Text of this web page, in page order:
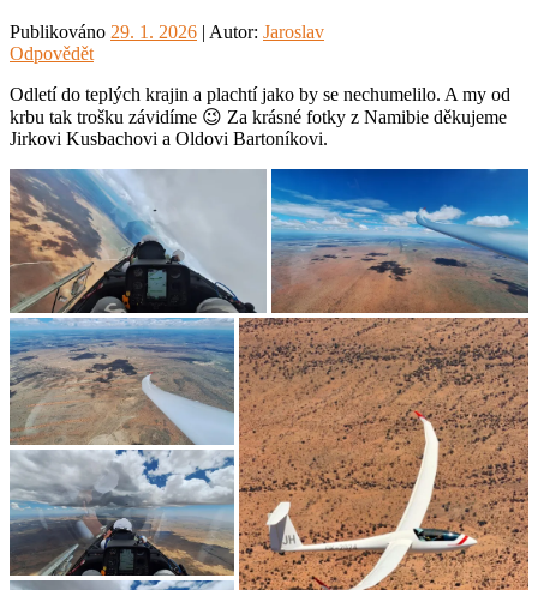
Publikováno 29. 1. 2026 | Autor: Jaroslav
Odpovědět
Odletí do teplých krajin a plachtí jako by se nechumelilo. A my od
krbu tak trošku závidíme 😉 Za krásné fotky z Namibie děkujeme
Jirkovi Kusbachovi a Oldovi Bartoníkovi.